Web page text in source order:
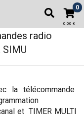
0
0,00 €
radio
SIMU
la télécommande
et TIMER MULTI